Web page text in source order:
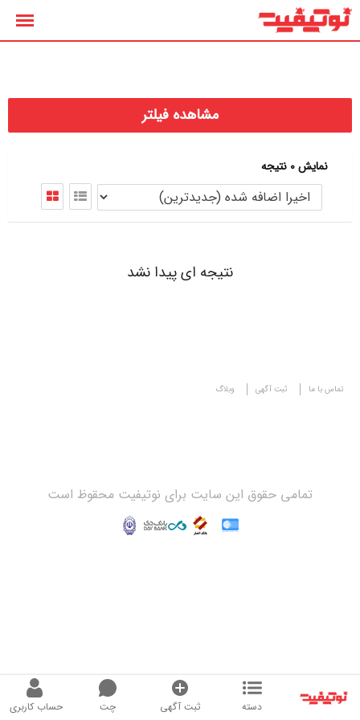
پرش
دسته ثبت آگهی چت حساب کاربری
مشاهده فیلتر
نمایش 0 نتیجه
نتیجه ای پیدا نشد
تماس با ما ثبت آگهی وبلاگ
تمامی حقوق این سایت برای نوتیفیت محقوظ است